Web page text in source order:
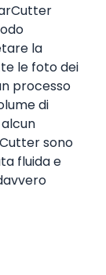
la
le foto dei
processo
di
sono
fluida e